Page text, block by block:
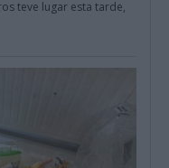
teve lugar esta tarde,